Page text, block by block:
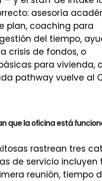
asesoría
plan, coaching para
del tiempo,
crisis de fondos, o
para vivienda,
pathway vuelve al
que la oficina está
rastrean tres
de servicio incluyen
reunión, tiempo